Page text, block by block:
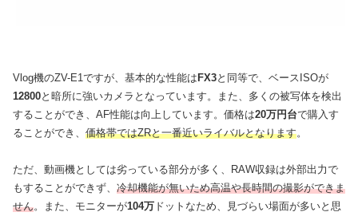
Vlog機のZV-E1ですが、基本的な性能は FX3と同等で、ベースISOが
12800と暗所に強いカメラとなっています。また、多くの被写体を検出
することができ、AF性能は向上しています。価格は20万円台で購入す
ることができ、 価格帯ではZRと一番近いライバルとなります。
ただ、動画機としては劣っている部分が多く、RAW収録は外部出力で
もすることができず、 冷却機能が無いため高温や長時間の撮影ができま
せん。また、モニターが104万 ドットなため、見づらい場面が多いと思